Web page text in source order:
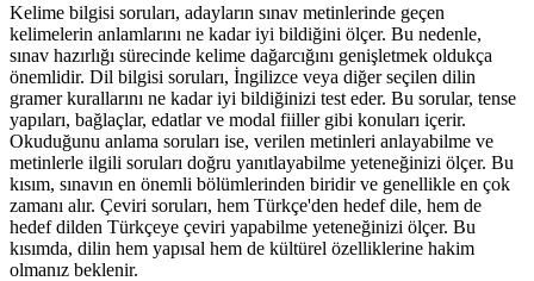
Kelime bilgisi soruları, adayların sınav metinlerinde geçen
kelimelerin anlamlarını ne kadar iyi bildiğini ölçer. Bu nedenle,
sınav hazırlığı sürecinde kelime dağarcığını genişletmek oldukça
önemlidir. Dil bilgisi soruları, İngilizce veya diğer seçilen dilin
gramer kurallarını ne kadar iyi bildiğinizi test eder. Bu sorular, tense
yapıları, bağlaçlar, edatlar ve modal fiiller gibi konuları içerir.
Okuduğunu anlama soruları ise, verilen metinleri anlayabilme ve
metinlerle ilgili soruları doğru yanıtlayabilme yeteneğinizi ölçer. Bu
kısım, sınavın en önemli bölümlerinden biridir ve genellikle en çok
zamanı alır. Çeviri soruları, hem Türkçe'den hedef dile, hem de
hedef dilden Türkçeye çeviri yapabilme yeteneğinizi ölçer. Bu
kısımda, dilin hem yapısal hem de kültürel özelliklerine hakim
olmanız beklenir.